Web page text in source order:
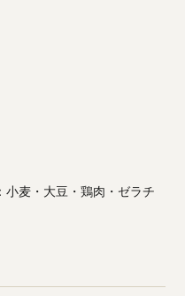
小麦・大豆・鶏肉・ゼラチ